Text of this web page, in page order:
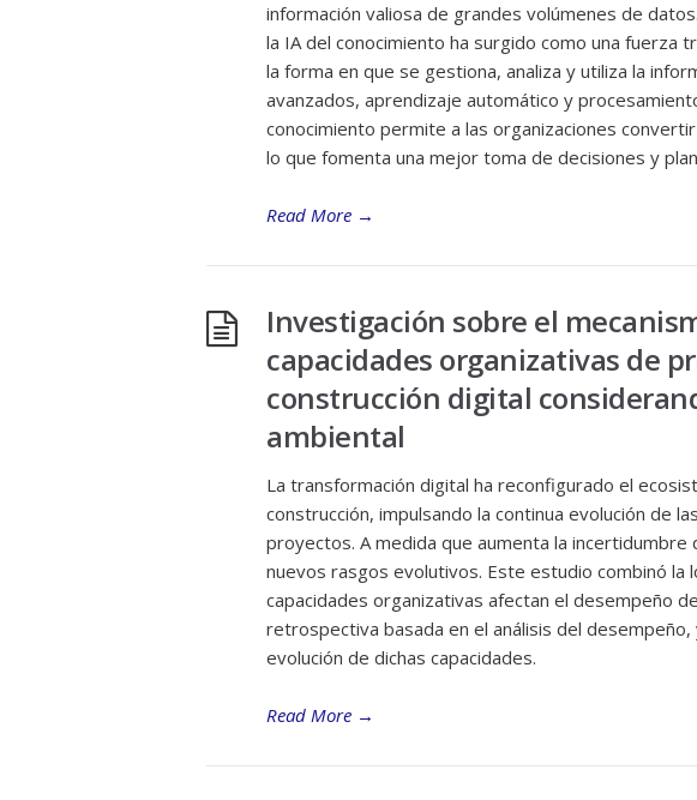
información valiosa de grandes volúmenes de
la IA del conocimiento ha surgido como una
la forma en que se gestiona, analiza y utiliza la
avanzados, aprendizaje automático y
conocimiento permite a las organizaciones
lo que fomenta una mejor toma de decisiones y
Read More →
Investigación sobre el
capacidades organizativas de
construcción digital
ambiental
La transformación digital ha reconfigurado el
construcción, impulsando la continua evolución de
proyectos. A medida que aumenta la
nuevos rasgos evolutivos. Este estudio combinó la
capacidades organizativas afectan el desempeño
retrospectiva basada en el análisis del
evolución de dichas capacidades.
Read More →